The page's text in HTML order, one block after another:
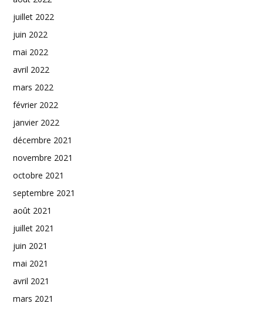
juillet 2022
juin 2022
mai 2022
avril 2022
mars 2022
février 2022
janvier 2022
décembre 2021
novembre 2021
octobre 2021
septembre 2021
août 2021
juillet 2021
juin 2021
mai 2021
avril 2021
mars 2021